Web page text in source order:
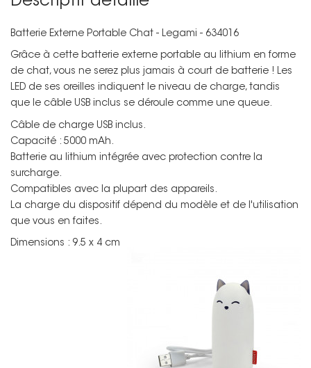
Batterie Externe Portable Chat - Legami - 634016
Grâce à cette batterie externe portable au lithium en forme
de chat, vous ne serez plus jamais à court de batterie ! Les
LED de ses oreilles indiquent le niveau de charge, tandis
que le câble USB inclus se déroule comme une queue.
Câble de charge USB inclus.
Capacité : 5000 mAh.
Batterie au lithium intégrée avec protection contre la
surcharge.
Compatibles avec la plupart des appareils.
La charge du dispositif dépend du modèle et de l'utilisation
que vous en faites.
Dimensions : 9.5 x 4 cm